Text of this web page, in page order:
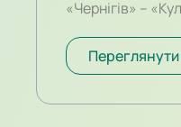
«Чернігів» –
лави запасних і
рахунок.
Переглянути